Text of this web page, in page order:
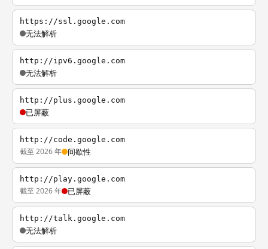
https://ssl.google.com
无法解析
http://ipv6.google.com
无法解析
http://plus.google.com
已屏蔽
http://code.google.com
截至 2026 年 间歇性
http://play.google.com
截至 2026 年 已屏蔽
http://talk.google.com
无法解析